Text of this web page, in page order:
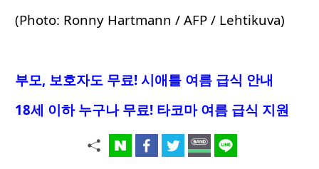
(Photo: Ronny Hartmann / AFP / Lehtikuva)
부모, 보호자도 무료! 시애틀 여름 급식 안내
18세 이하 누구나 무료! 타코마 여름 급식 지원